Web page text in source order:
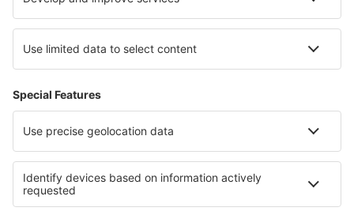
Cazare în Chrudimsko - Hlinecko Cazare În Maramureș